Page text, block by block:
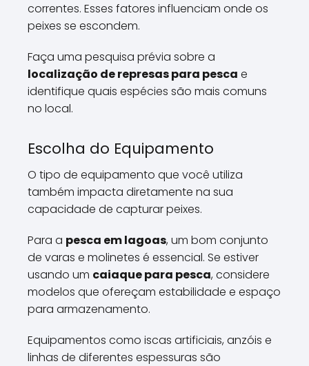
correntes. Esses fatores influenciam onde os
peixes se escondem.
Faça uma pesquisa prévia sobre a
localização de represas para pesca e
identifique quais espécies são mais comuns
no local.
Escolha do Equipamento
O tipo de equipamento que você utiliza
também impacta diretamente na sua
capacidade de capturar peixes.
Para a pesca em lagoas, um bom conjunto
de varas e molinetes é essencial. Se estiver
usando um caiaque para pesca, considere
modelos que ofereçam estabilidade e espaço
para armazenamento.
Equipamentos como iscas artificiais, anzóis e
linhas de diferentes espessuras são